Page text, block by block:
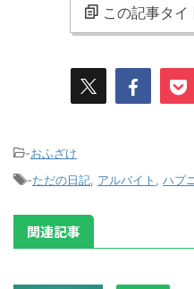
この記事タイ
-おふざけ
-ただの日記 アルバイト ハプ
関連記事